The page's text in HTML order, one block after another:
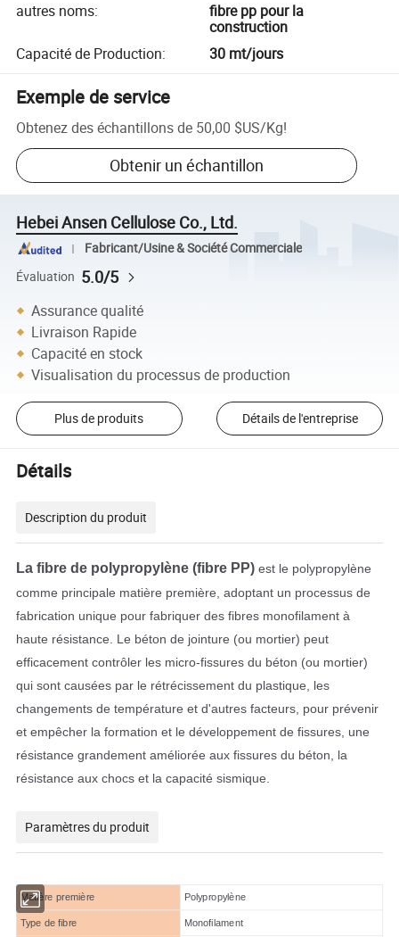
autres noms:
fibre pp pour la
construction
Capacité de Production: 30 mt/jours
Exemple de service
Obtenez des échantillons de 50,00 $US/Kg!
Obtenir un échantillon
Hebei Ansen Cellulose Co., Ltd.
Fabricant/Usine & Société Commerciale
Évaluation 5.0/5
Assurance qualité
Livraison Rapide
Capacité en stock
Visualisation du processus de production
Plus de produits Détails de l'entreprise
Détails
Description du produit
La fibre de polypropylène (fibre PP) est le polypropylène
comme principale matière première, adoptant un processus de
fabrication unique pour fabriquer des fibres monofilament à
haute résistance. Le béton de jointure (ou mortier) peut
efficacement contrôler les micro-fissures du béton (ou mortier)
qui sont causées par le rétrécissement du plastique, les
changements de température et d'autres facteurs, pour prévenir
et empêcher la formation et le développement de fissures, une
résistance grandement améliorée aux fissures du béton, la
résistance aux chocs et la capacité sismique.
Paramètres du produit
Matière première Polypropylène
Type de fibre Monofilament